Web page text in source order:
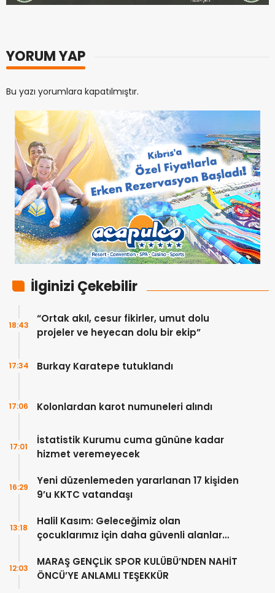
YORUM YAP
Bu yazı yorumlara kapatılmıştır.
İlginizi Çekebilir
“Ortak akıl, cesur fikirler, umut dolu
projeler ve heyecan dolu bir ekip”
18:43
Burkay Karatepe tutuklandı
17:34
Kolonlardan karot numuneleri alındı
17:06
İstatistik Kurumu cuma gününe kadar
hizmet veremeyecek
17:01
Yeni düzenlemeden yararlanan 17 kişiden
9’u KKTC vatandaşı
16:29
Halil Kasım: Geleceğimiz olan
çocuklarımız için daha güvenli alanlar
13:18
MARAŞ GENÇLİK SPOR KULÜBÜ’NDEN NAHİT
ÖNCÜ’YE ANLAMLI TEŞEKKÜR
12:03